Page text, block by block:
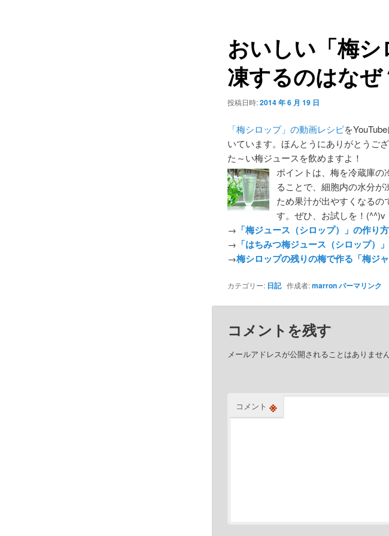
おいしい「梅
凍するのはなぜ
投稿日時:2014 年 6 月 19 日
「梅シロップ」の動画レシピを
いています。ほんとうにありがとうご
た～い梅ジュースを飲めますよ！
ポイントは、梅を冷蔵庫の
ることで、細胞内の水分
ため果汁が出やすくなるの
す。ぜひ、お試しを！(^^)v
→ 「梅ジュース（シロップ）」の作り
→ 「はちみつ梅ジュース（シロップ）
→梅シロップの残りの梅で作る「梅ジ
カテゴリー: 日記作成者:marronパーマリンク
コメントを残す
メールアドレスが公開されることはありません
コメント ※